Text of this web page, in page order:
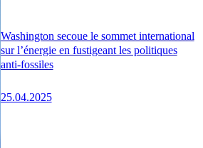
Washington secoue le sommet international
sur l’énergie en fustigeant les politiques
anti-fossiles
25.04.2025